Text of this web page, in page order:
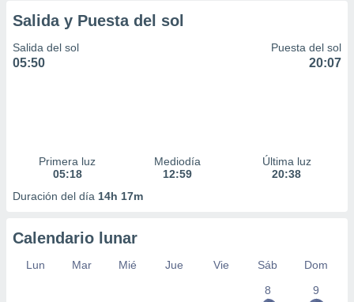
Salida y Puesta del sol
Salida del sol
05:50
Puesta del sol
20:07
Primera luz
05:18
Mediodía
12:59
Última luz
20:38
Duración del día 14h 17m
Calendario lunar
Lun Mar Mié Jue Vie Sáb
Dom
8
9